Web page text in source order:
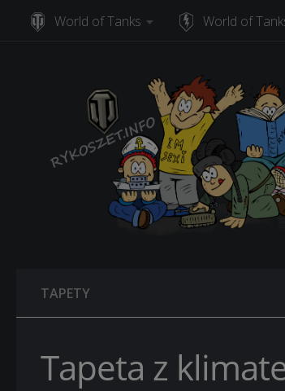
Skip to content
World of Tanks World of
TAPETY
Tapeta z